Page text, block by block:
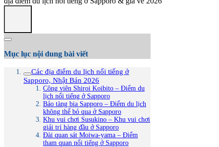
Mục lục nội dung bài viết
Các địa điểm du lịch nổi tiếng ở
Sapporo, Nhật Bản 2026
Công viên Shiroi Koibito – Điểm du
lịch nổi tiếng ở Sapporo
Bảo tàng bia Sapporo – Điểm du lịch
không thể bỏ qua ở Sapporo
Khu vui chơi Susukino – Khu vui chơi
giải trí hàng đầu ở Sapporo
Đài quan sát Moiwa-yama – Điểm
tham quan nổi tiếng ở Sapporo